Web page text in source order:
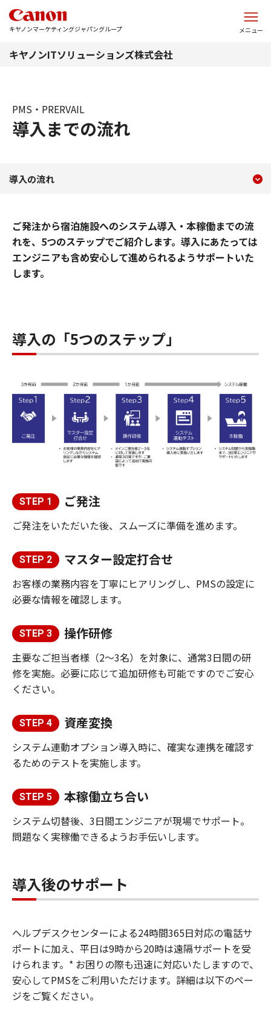
キヤノンマーケティングジャパングループ メニュー
キヤノンITソリューションズ株式会社
導入までの流れ
PMS・PRERVAIL
導入の流れ
ご発注から宿泊施設へのシステム導入・本稼働までの流
れを、5つのステップでご紹介します。導入にあたっては
エンジニアも含め安心して進められるようサポートいた
します。
導入の「5つのステップ」
STEP 1 ご発注
ご発注をいただいた後、スムーズに準備を進めます。
STEP 2 マスター設定打合せ
お客様の業務内容を丁寧にヒアリングし、PMSの設定に
必要な情報を確認します。
STEP 3 操作研修
主要なご担当者様（2〜3名）を対象に、通常3日間の研
修を実施。必要に応じて追加研修も可能ですのでご安心
ください。
STEP 4 資産変換
システム連動オプション導入時に、確実な連携を確認す
るためのテストを実施します。
STEP 5 本稼働立ち合い
システム切替後、3日間エンジニアが現場でサポート。
問題なく実稼働できるようお手伝いします。
導入後のサポート
ヘルプデスクセンターによる24時間365日対応の電話サ
ポートに加え、平日は9時から20時は遠隔サポートを受
けられます。* お困りの際も迅速に対応いたしますので、
安心してPMSをご利用いただけます。詳細は以下のペー
ジをご覧ください。